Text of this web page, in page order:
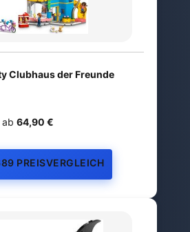
Clubhaus der Freunde
ab 64,90 €
PREISVERGLEICH